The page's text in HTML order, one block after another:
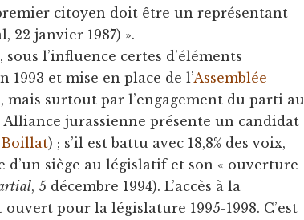
citoyen doit être un représentant
22 janvier 1987) ».
l’influence certes d’éléments
et mise en place de l’Assemblée
mais surtout par l’engagement du parti au
Alliance jurassienne présente un candidat
Boillat) ; s’il est battu avec 18,8% des voix,
d’un siège au législatif et son « ouverture
, 5 décembre 1994). L’accès à la
pour la législature 1995-1998. C’est